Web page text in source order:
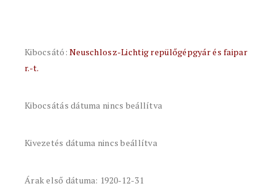
Kibocsátó:Neuschlosz-Lichtig repülőgépgyár és faipar
r.-t.
Kibocsátás dátuma nincs beállítva
Kivezetés dátuma nincs beállítva
Árak első dátuma: 1920-12-31